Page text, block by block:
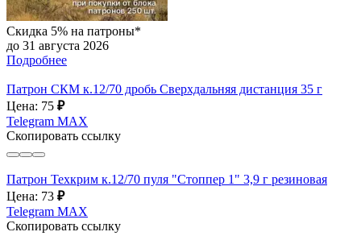
Скидка 5% на патроны*
до 31 августа 2026
Подробнее
Патрон СКМ к.12/70 дробь Сверхдальняя дистанция 35 г
Цена: 75 ₽
Telegram MAX
Скопировать ссылку
Патрон Техкрим к.12/70 пуля "Стоппер 1" 3,9 г резиновая
Цена: 73 ₽
Telegram MAX
Скопировать ссылку